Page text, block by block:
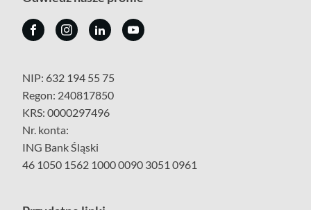
NIP: 632 194 55 75
Regon: 240817850
KRS: 0000297496
Nr. konta:
ING Bank Śląski
46 1050 1562 1000 0090 3051 0961